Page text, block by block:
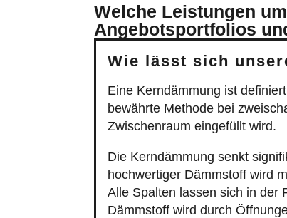
Welche Leistungen
Angebotsportfolios
Wie lässt sich
Eine Kerndämmung ist
bewährte Methode bei
Zwischenraum eingefüllt wird.
Die Kerndämmung senkt
hochwertiger Dämmstoff wird
Alle Spalten lassen sich in der
Dämmstoff wird durch